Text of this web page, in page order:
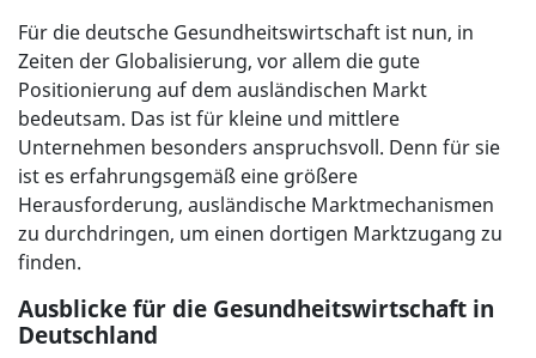
Für die deutsche Gesundheitswirtschaft ist nun, in
Zeiten der Globalisierung, vor allem die gute
Positionierung auf dem ausländischen Markt
bedeutsam. Das ist für kleine und mittlere
Unternehmen besonders anspruchsvoll. Denn für sie
ist es erfahrungsgemäß eine größere
Herausforderung, ausländische Marktmechanismen
zu durchdringen, um einen dortigen Marktzugang zu
finden.
Ausblicke für die Gesundheitswirtschaft in
Deutschland